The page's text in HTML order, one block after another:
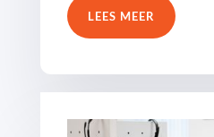
LEES MEER